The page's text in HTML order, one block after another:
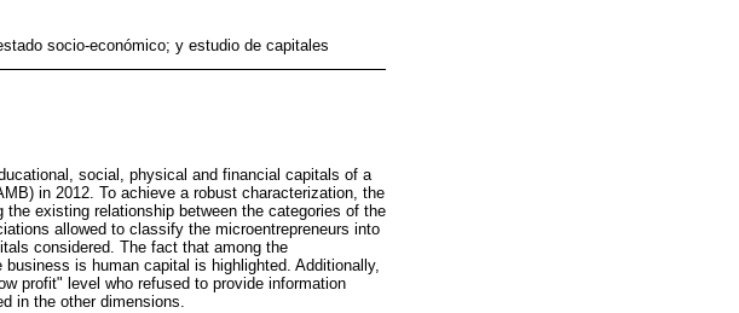
socio-económico; y estudio de capitales
social, physical and financial capitals of a
in 2012. To achieve a robust characterization, the
existing relationship between the categories of the
allowed to classify the microentrepreneurs into
considered. The fact that among the
is human capital is highlighted. Additionally,
profit" level who refused to provide information
in the other dimensions.